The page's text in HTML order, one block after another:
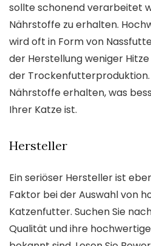
sollte schonend verarbeitet
Nährstoffe zu erhalten.
wird oft in Form von
der Herstellung weniger
der
Nährstoffe erhalten, was
Ihrer Katze ist.
Hersteller
Ein seriöser Hersteller ist
Faktor bei der Auswahl von
Katzenfutter. Suchen Sie
Qualität und ihre